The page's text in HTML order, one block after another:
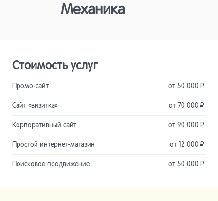
Механика
Стоимость услуг
Промо-сайт от 50 000 Р
Сайт «визитка» от 70 000 Р
Корпоративный сайт от 90 000 Р
Простой интернет-магазин от 12 000 Р
Поисковое продвижение от 50 000 Р